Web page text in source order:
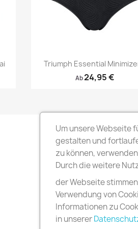
Vorschau
Triumph Essential
Ab24,95 €
Um unsere Webseite
gestalten und
zu können,
Durch die weitere
der Webseite
Verwendung von
Informationen zu
in unserer